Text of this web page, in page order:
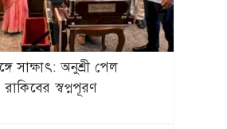
সাক্ষাৎ: অনুশ্রী পেল
স্বপ্নপূরণ